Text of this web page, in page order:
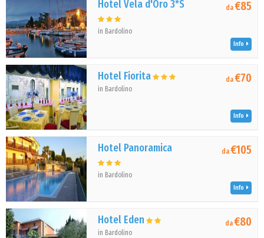
Hotel Vela d'Oro 3*S
in Bardolino
da€85
Info
Hotel Fiorita
in Bardolino
da€70
Info
Hotel Panoramica
in Bardolino
da€105
Info
Hotel Eden
in Bardolino
da€80